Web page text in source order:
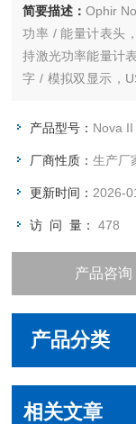
简要描述：Ophir
功率 / 能量计表头
持激光功率能量计
字 / 模拟双显示，
产品型号： Nova
厂商性质：生产厂
更新时间： 2026-
访 问 量：478
产品咨询
产品分类
相关文章